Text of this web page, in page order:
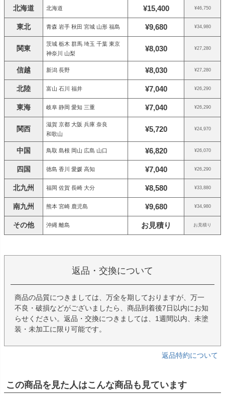
北海道 北海道 ¥15,400 ¥46,750
東北 青森 岩手 秋田 宮城 山形 福島 ¥9,680 ¥34,980
関東
茨城 栃木 群馬 埼玉 千葉 東京
神奈川 山梨
¥8,030 ¥27,280
信越 新潟 長野 ¥8,030 ¥27,280
北陸 富山 石川 福井 ¥7,040 ¥26,290
東海 岐阜 静岡 愛知 三重 ¥7,040 ¥26,290
関西
滋賀 京都 大阪 兵庫 奈良
和歌山
¥5,720 ¥24,970
中国 鳥取 島根 岡山 広島 山口 ¥6,820 ¥26,070
四国 徳島 香川 愛媛 高知 ¥7,040 ¥26,290
北九州 福岡 佐賀 長崎 大分 ¥8,580 ¥33,880
南九州 熊本 宮崎 鹿児島 ¥9,680 ¥34,980
その他 沖縄 離島 お見積り お見積り
返品・交換について
商品の品質につきましては、万全を期しておりますが、万一
不良・破損などがございましたら、商品到着後7日以内にお知
らせください。返品・交換につきましては、1週間以内、未塗
装・未加工に限り可能です。
返品特約について
この商品を見た人はこんな商品も見ています